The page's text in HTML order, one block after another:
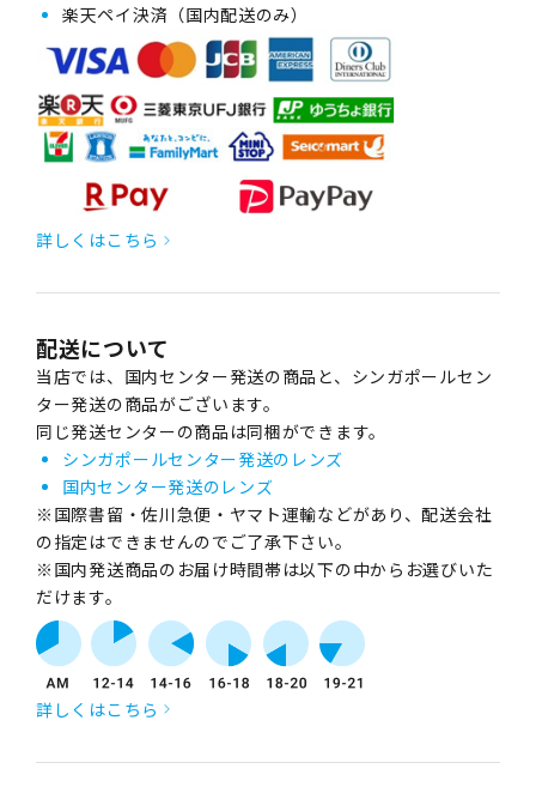
楽天ペイ決済（国内配送のみ）
詳しくはこちら
配送について
当店では、国内センター発送の商品と、シンガポールセン
ター発送の商品がございます。
同じ発送センターの商品は同梱ができます。
シンガポールセンター発送のレンズ
国内センター発送のレンズ
※国際書留・佐川急便・ヤマト運輸などがあり、配送会社
の指定はできませんのでご了承下さい。
※国内発送商品のお届け時間帯は以下の中からお選びいた
だけます。
詳しくはこちら